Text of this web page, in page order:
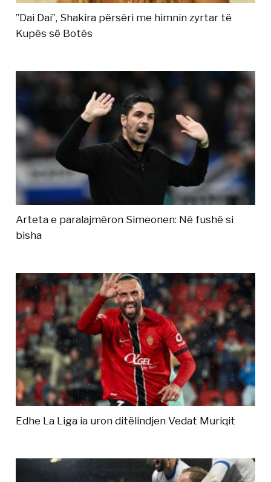
”Dai Dai”, Shakira përsëri me himnin zyrtar të
Kupës së Botës
Arteta e paralajmëron Simeonen: Në fushë si
bisha
Edhe La Liga ia uron ditëlindjen Vedat Muriqit